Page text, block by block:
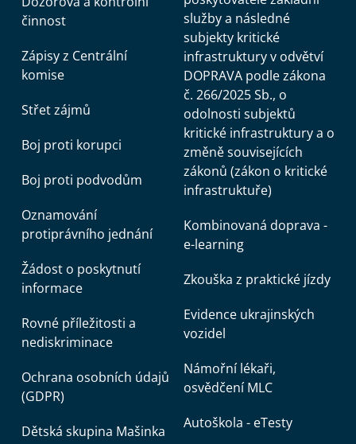
činnost
Zápisy z Centrální
komise
Střet zájmů
Boj proti korupci
Boj proti podvodům
Oznamování
protiprávního jednání
Žádost o poskytnutí
informace
Rovné příležitosti a
nediskriminace
Ochrana osobních údajů
(GDPR)
Dětská skupina Mašinka
služby a následné
subjekty kritické
infrastruktury v odvětví
DOPRAVA podle zákona
č. 266/2025 Sb., o
odolnosti subjektů
kritické infrastruktury a o
změně souvisejících
zákonů (zákon o kritické
infrastruktuře)
Kombinovaná doprava -
e-learning
Zkouška z praktické jízdy
Evidence ukrajinských
vozidel
Námořní lékaři,
osvědčení MLC
Autoškola - eTesty